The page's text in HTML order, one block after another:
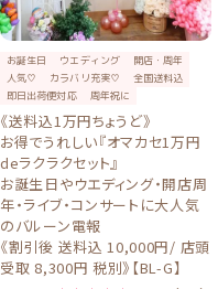
お誕生日 ウエディング
開店・周年
人気♡
カラバリ充実♡
全国送料込
即日出荷便対応
周年祝に
《送料込1万円ちょうど》
お得でうれしい『オマカセ1万円
deラクラクセット』
お誕生日やウエディング・開店周
年・ライブ・コンサートに大人気
のバルーン電報
《割引後 送料込 10,000円/ 店頭
受取 8,300円 税別》【BL-G】